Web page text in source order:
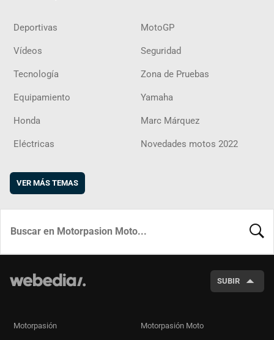
Deportivas MotoGP
Vídeos Seguridad
Tecnología Zona de Pruebas
Equipamiento Yamaha
Honda Marc Márquez
Eléctricas Novedades motos 2022
VER MÁS TEMAS
SUBIR
Motorpasión Motorpasión Moto